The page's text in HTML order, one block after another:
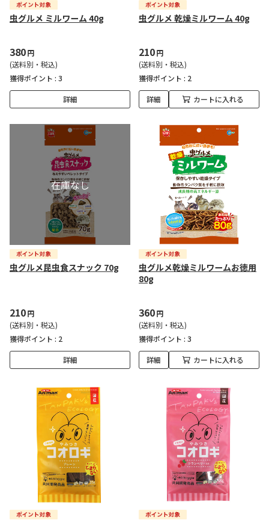
虫グルメ ミルワーム 40g
380円
(送料別・税込)
獲得ポイント : 3
詳細
虫グルメ 乾燥ミルワーム 40g
210円
(送料別・税込)
獲得ポイント : 2
詳細 カートに入れる
虫グルメ昆虫食スナック 70g
210円
(送料別・税込)
獲得ポイント : 2
詳細
虫グルメ乾燥ミルワームお徳用
80g
360円
(送料別・税込)
獲得ポイント : 3
詳細 カートに入れる